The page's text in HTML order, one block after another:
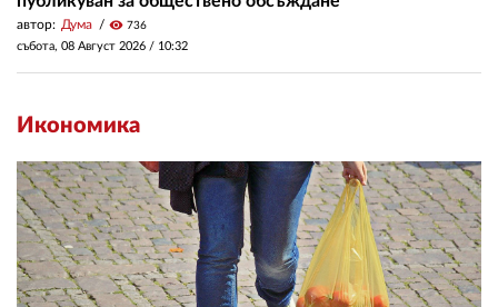
автор: Дума visibility 736
събота, 08 Август 2026 / 10:32
Икономика